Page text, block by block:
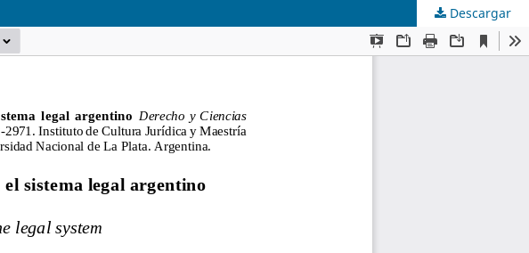
Descargar